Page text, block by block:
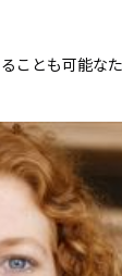
ことも可能な